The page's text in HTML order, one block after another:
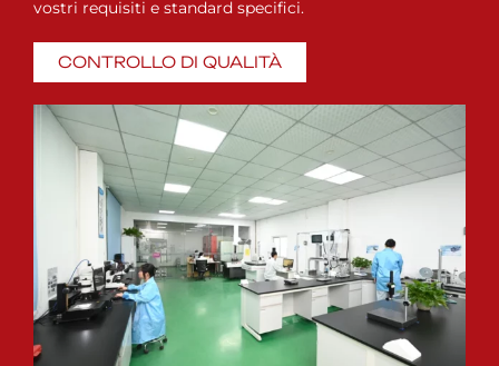
vostri requisiti e standard specifici.
CONTROLLO DI QUALITÀ